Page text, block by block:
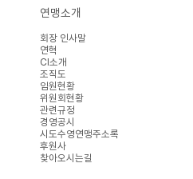
연맹소개
회장 인사말
연혁
CI소개
조직도
임원현황
위원회현황
관련규정
경영공시
시도수영연맹주소록
후원사
찾아오시는길